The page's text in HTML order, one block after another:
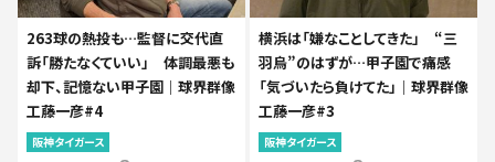
263球の熱投も…監督に交代直
訴「勝たなくていい」 体調最悪も
却下、記憶ない甲子園｜球界群像
工藤一彦#4
阪神タイガース
横浜は「嫌なことしてきた」 “三
羽烏”のはずが…甲子園で痛感
「気づいたら負けてた」｜球界群像
工藤一彦#3
阪神タイガース